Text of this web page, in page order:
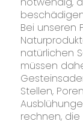
Bei unseren
natürlichen
müssen
Stellen,
rechnen,